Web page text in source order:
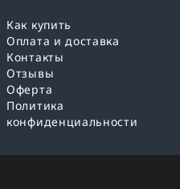
Как купить
Оплата и доставка
Контакты
Отзывы
Оферта
Политика
конфиденциальности